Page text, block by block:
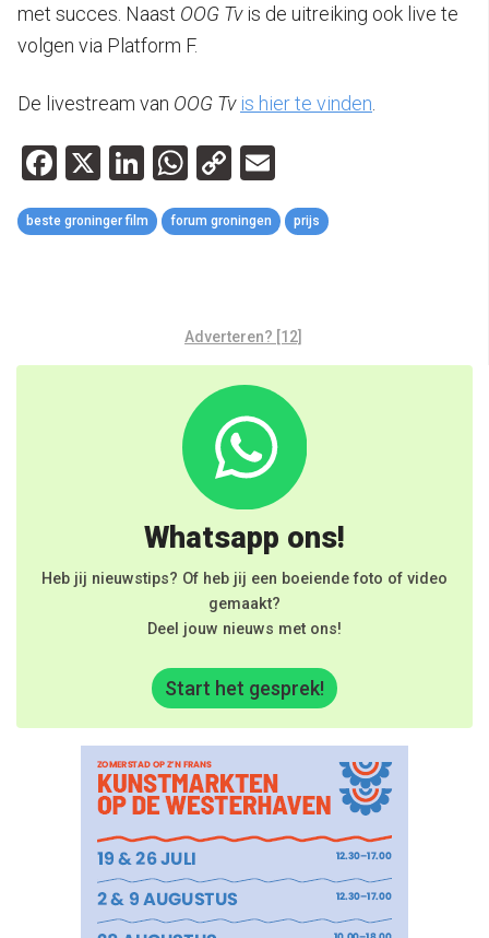
met succes. Naast OOG Tvis de uitreiking ook live te
volgen via Platform F.
De livestream van OOG Tv is hier te vinden
Facebook
X LinkedIn
WhatsApp
Copy
Link
beste groninger film forum groningen prijs
Adverteren? [12]
Whatsapp ons!
Heb jij nieuwstips? Of heb jij een boeiende foto of video
gemaakt?
Deel jouw nieuws met ons!
Start het gesprek!